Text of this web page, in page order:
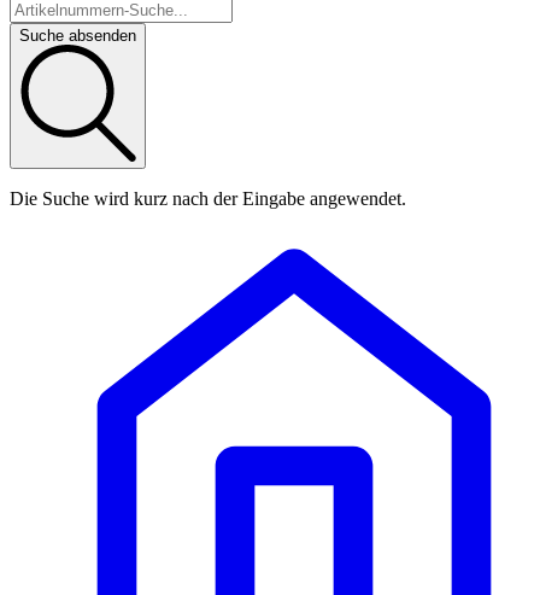
Suche absenden
Die Suche wird kurz nach der Eingabe angewendet.